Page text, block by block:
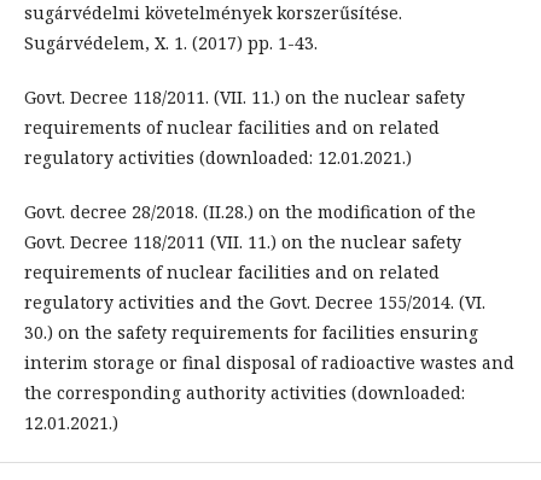
sugárvédelmi követelmények korszerűsítése.
Sugárvédelem, X. 1. (2017) pp. 1-43.
Govt. Decree 118/2011. (VII. 11.) on the nuclear safety
requirements of nuclear facilities and on related
regulatory activities (downloaded: 12.01.2021.)
Govt. decree 28/2018. (II.28.) on the modification of the
Govt. Decree 118/2011 (VII. 11.) on the nuclear safety
requirements of nuclear facilities and on related
regulatory activities and the Govt. Decree 155/2014. (VI.
30.) on the safety requirements for facilities ensuring
interim storage or final disposal of radioactive wastes and
the corresponding authority activities (downloaded:
12.01.2021.)